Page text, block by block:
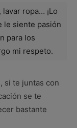
ropa… ¡Lo
le siente pasión
para los
mi respeto.
si te juntas con
se te
bastante